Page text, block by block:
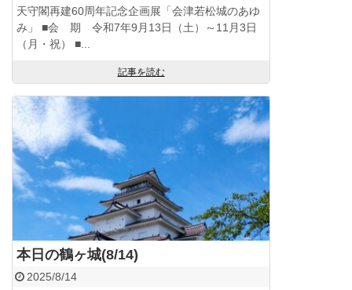
天守閣再建60周年記念企画展「会津若松城のあゆ
み」 ■会 期 令和7年9月13日（土）～11月3日
（月・祝） ■...
記事を読む
本日の鶴ヶ城(8/14)
2025/8/14